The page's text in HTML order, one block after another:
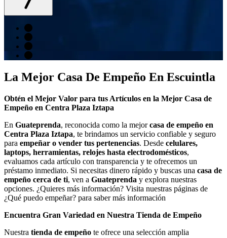
La Mejor Casa De Empeño En Escuintla
Obtén el Mejor Valor para tus Artículos en la Mejor Casa de
Empeño en Centra Plaza Iztapa
En Guateprenda, reconocida como la mejorcasa de empeño en
Centra Plaza Iztapa, te brindamos un servicio confiable y seguro
para empeñar o vender tus pertenencias. Desde celulares,
laptops, herramientas, relojes hasta electrodomésticos,
evaluamos cada artículo con transparencia y te ofrecemos un
préstamo inmediato. Si necesitas dinero rápido y buscas una casa de
empeño cerca de ti, ven a Guateprenda y explora nuestras
opciones. ¿Quieres más información? Visita nuestras páginas de
¿Qué puedo empeñar? para saber más información
Encuentra Gran Variedad en Nuestra Tienda de Empeño
Nuestra tienda de empeño te ofrece una selección amplia